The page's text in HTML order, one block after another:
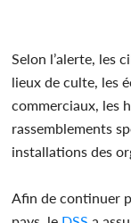
Selon l’alerte, les
lieux de culte, les
commerciaux, les
rassemblements
installations des
Afin de continuer